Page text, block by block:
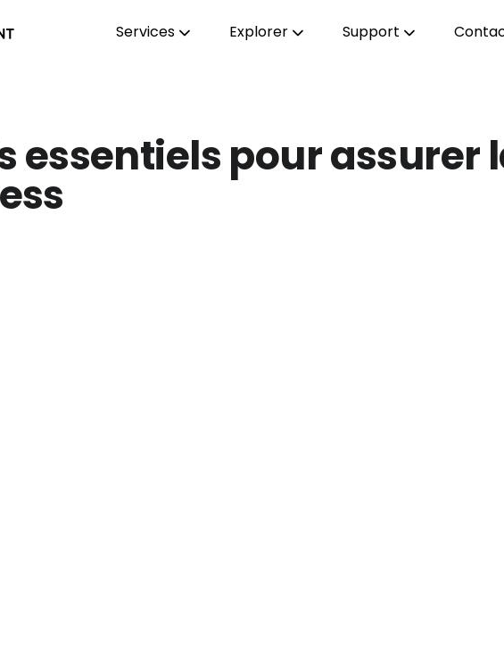
Services Explorer Support
essentiels pour assurer